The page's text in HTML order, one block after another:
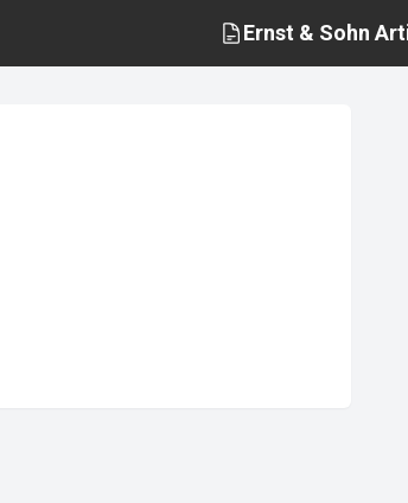
Ernst & Sohn